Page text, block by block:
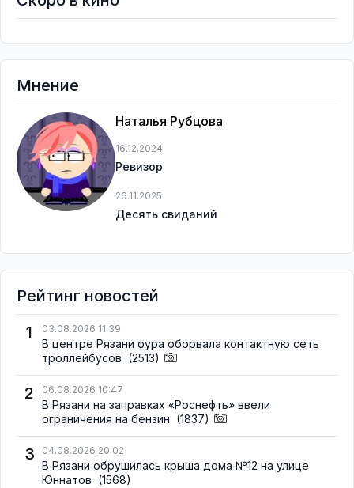
Мнение
Наталья Рубцова
16.12.2024
Ревизор
26.11.2025
Десять свиданий
Рейтинг новостей
1
03.08.2026 11:39
В центре Рязани фура оборвала контактную сеть
троллейбусов (2513)
2 06.08.2026 10:47
В Рязани на заправках «Роснефть» ввели
ограничения на бензин (1837)
3 04.08.2026 20:02
В Рязани обрушилась крыша дома №12 на улице
Юннатов (1568)